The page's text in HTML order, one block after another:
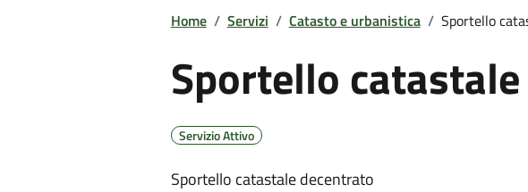
Home / Servizi / Catasto e urbanistica / Sportello
Sportello
Servizio Attivo
Sportello catastale decentrato